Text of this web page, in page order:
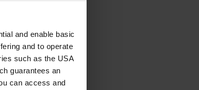
and enable basic
and to operate
such as the USA
guarantees an
can access and